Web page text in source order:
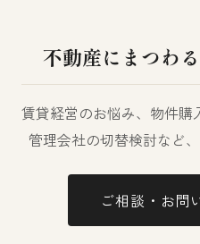
不動産にまつわ
賃貸経営のお悩み、物件購
管理会社の切替検討など
ご相談・お